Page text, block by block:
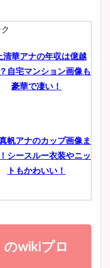
肉も凄い！
の太ってた時の体重が
すぎww原因や痩せたダ
季アナのカップ画像ま
！美脚や水着姿に年齢も
メグアナのニット画像
清華アナの年収は億越
自宅マンション画像も
豪華で凄い！
帆アナのカップ画像ま
シースルー衣装やニッ
トもかわいい！
莉子のカップ画像まと
が美脚でニット衣装も
かわいい！
のwikiプロ